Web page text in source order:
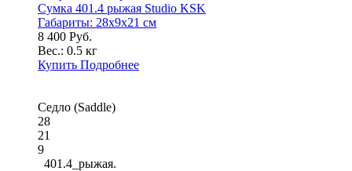
Сумка 401.4 рыжая Studio KSK
Габариты: 28x9x21 см
8 400 Руб.
Вес.: 0.5 кг
Купить Подробнее
Седло (Saddle)
28
21
9
401.4_рыжая.